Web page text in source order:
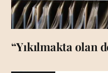
“Yıkılmakta olan